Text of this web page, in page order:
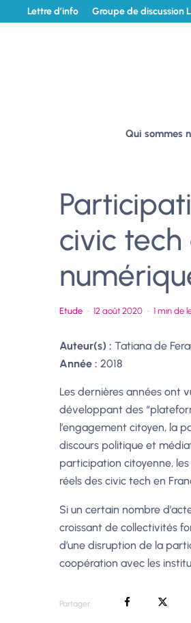
Lettre d’info Groupe de discussion
Qui sommes
civic
Etude · 12 août 2020 · 1 min de
Auteur(s) : Tatiana de
Année : 2018
Les dernières années ont
développant des
l’engagement citoyen, la
discours politique et
participation citoyenne,
réels des civic tech en
Si un certain nombre
croissant de collectivités
d’une disruption de la
coopération avec les
Partager